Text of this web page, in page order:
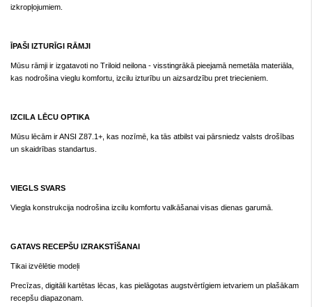
izkropļojumiem.
ĪPAŠI IZTURĪGI RĀMJI
Mūsu rāmji ir izgatavoti no Triloid neilona - visstingrākā pieejamā nemetāla materiāla,
kas nodrošina vieglu komfortu, izcilu izturību un aizsardzību pret triecieniem.
IZCILA LĒCU OPTIKA
Mūsu lēcām ir ANSI Z87.1+, kas nozīmē, ka tās atbilst vai pārsniedz valsts drošības
un skaidrības standartus.
VIEGLS SVARS
Viegla konstrukcija nodrošina izcilu komfortu valkāšanai visas dienas garumā.
GATAVS RECEPŠU IZRAKSTĪŠANAI
Tikai izvēlētie modeļi
Precīzas, digitāli kartētas lēcas, kas pielāgotas augstvērtīgiem ietvariem un plašākam
recepšu diapazonam.